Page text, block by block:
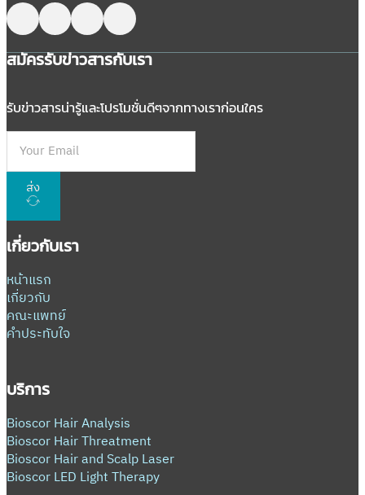
Follow me on Facebook
Follow me on X
Follow me on LinkedIn
Follow me on LinkedIn
สมัครรับข่าวสารกับเรา
รับข่าวสารน่ารู้และโปรโมชั่นดีๆจากทางเราก่อนใคร
ส่ง
เกี่ยวกับเรา
หน้าแรก
เกี่ยวกับ
คณะแพทย์
คำประทับใจ
บริการ
Bioscor Hair Analysis
Bioscor Hair Threatment
Bioscor Hair and Scalp Laser
Bioscor LED Light Therapy